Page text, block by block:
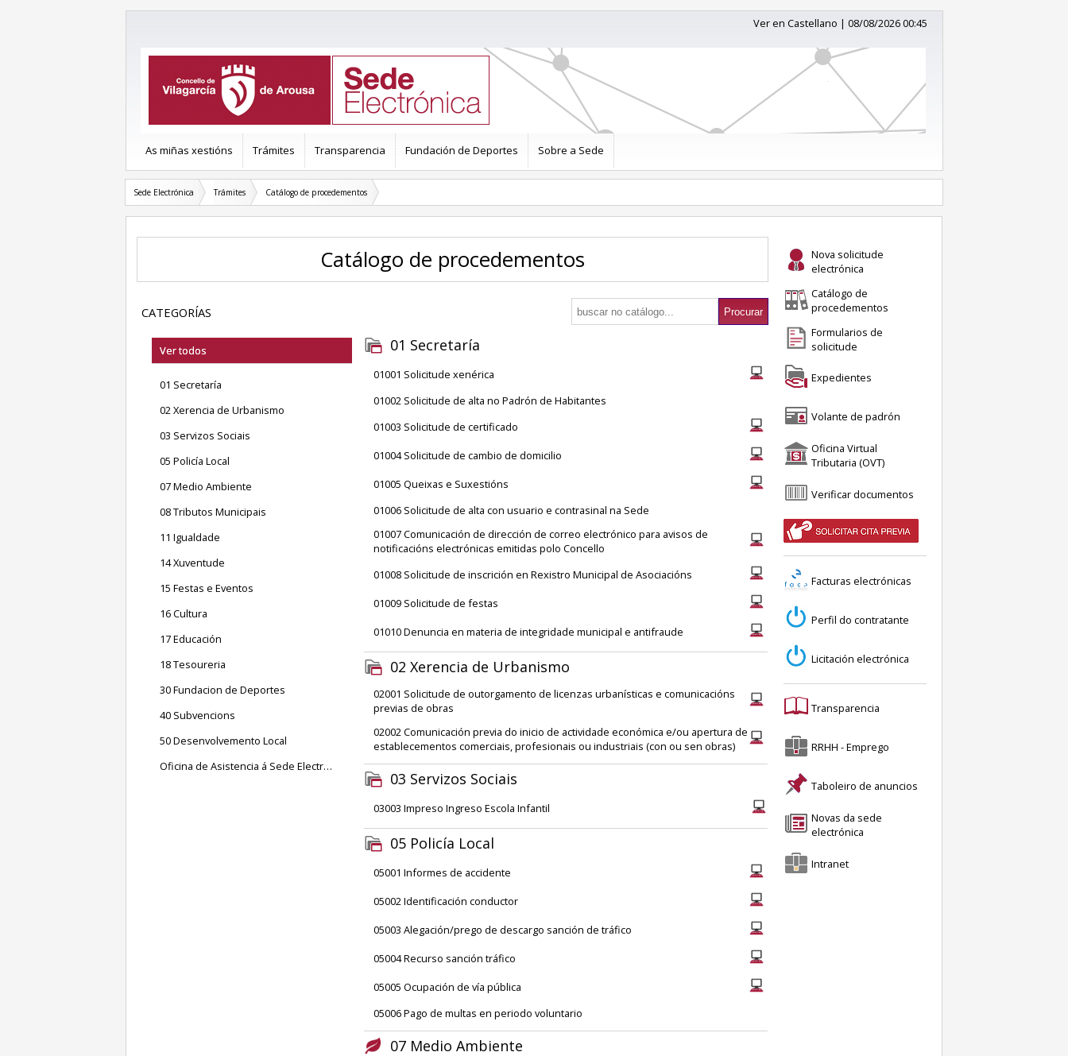
Ver en Castellano | 08/08/2026 00:45
As miñas xestións Trámites Transparencia Fundación de Deportes Sobre a Sede
Sede Electrónica Trámites Catálogo de procedementos
Catálogo de procedementos
CATEGORÍAS
Ver todos
01 Secretaría
02 Xerencia de Urbanismo
03 Servizos Sociais
05 Policía Local
07 Medio Ambiente
08 Tributos Municipais
11 Igualdade
14 Xuventude
15 Festas e Eventos
16 Cultura
17 Educación
18 Tesoureria
30 Fundacion de Deportes
40 Subvencions
50 Desenvolvemento Local
Oficina de Asistencia á Sede Electrónica do Concello de Vilagarcía de Arousa
01 Secretaría
01001 Solicitude xenérica
01002 Solicitude de alta no Padrón de Habitantes
01003 Solicitude de certificado
01004 Solicitude de cambio de domicilio
01005 Queixas e Suxestións
01006 Solicitude de alta con usuario e contrasinal na Sede
01007 Comunicación de dirección de correo electrónico para avisos de
notificacións electrónicas emitidas polo Concello
01008 Solicitude de inscrición en Rexistro Municipal de Asociacións
01009 Solicitude de festas
01010 Denuncia en materia de integridade municipal e antifraude
02 Xerencia de Urbanismo
02001 Solicitude de outorgamento de licenzas urbanísticas e comunicacións
previas de obras
02002 Comunicación previa do inicio de actividade económica e/ou apertura de
establecementos comerciais, profesionais ou industriais (con ou sen obras)
03 Servizos Sociais
03003 Impreso Ingreso Escola Infantil
05 Policía Local
05001 Informes de accidente
05002 Identificación conductor
05003 Alegación/prego de descargo sanción de tráfico
05004 Recurso sanción tráfico
05005 Ocupación de vía pública
05006 Pago de multas en periodo voluntario
07 Medio Ambiente
Nova solicitude
electrónica
Catálogo de
procedementos
Formularios de
solicitude
Expedientes
Volante de padrón
Oficina Virtual
Tributaria (OVT)
Verificar documentos
Facturas electrónicas
Perfil do contratante
Licitación electrónica
Transparencia
RRHH - Emprego
Taboleiro de anuncios
Novas da sede
electrónica
Intranet